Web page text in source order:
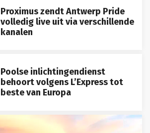
Proximus zendt Antwerp Pride
volledig live uit via verschillende
kanalen
Poolse inlichtingendienst
behoort volgens L’Express tot
beste van Europa